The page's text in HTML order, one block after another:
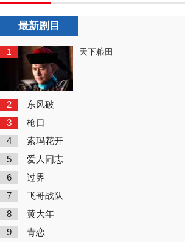
最新剧目
1 天下粮田
2 东风破
3 枪口
4 索玛花开
5 爱人同志
6 过界
7 飞哥战队
8 黄大年
9 青恋